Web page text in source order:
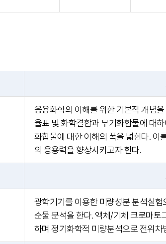
응용화학의 이해를 위한 기본적 개념
율표 및 화학결합과 무기화합물에 대
화합물에 대한 이해의 폭을 넓힌다. 이
의 응용력을 향상시키고자 한다.
광학기기를 이용한 미량성분 분석실
순물 분석을 한다. 액체/기체 크로마토
하며 정기화학적 미량분석으로 전위차